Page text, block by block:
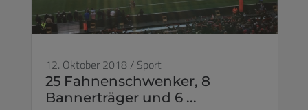
12. Oktober 2018/ Sport
25 Fahnenschwenker, 8
Bannerträger und 6 ...